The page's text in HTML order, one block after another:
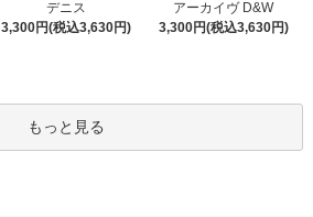
デニス
3,300円(税込3,630円)
アーカイヴ D&W
3,300円(税込3,630円)
もっと見る